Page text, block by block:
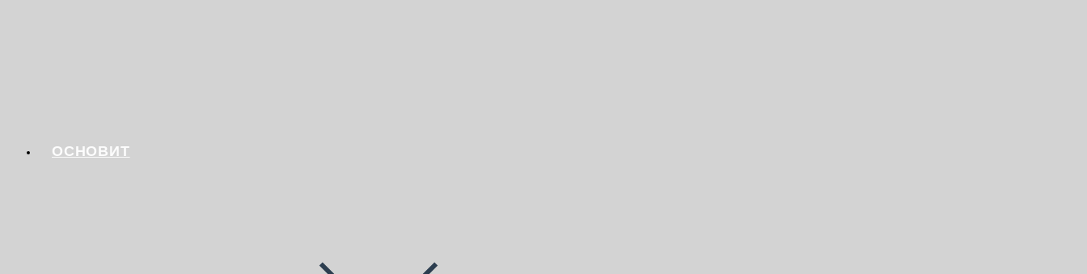
ОСНОВИТ